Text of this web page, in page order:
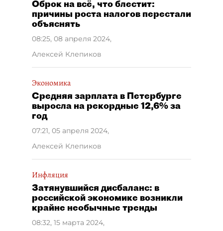
Оброк на всё, что блестит:
причины роста налогов перестали
объяснять
08:25, 08 апреля 2024,
Алексей Клепиков
Экономика
Средняя зарплата в Петербурге
выросла на рекордные 12,6% за
год
07:21, 05 апреля 2024,
Алексей Клепиков
Инфляция
Затянувшийся дисбаланс: в
российской экономике возникли
крайне необычные тренды
08:32, 15 марта 2024,